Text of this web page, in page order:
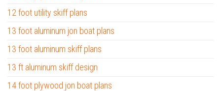
12 foot utility skiff plans
13 foot aluminum jon boat plans
13 foot aluminum skiff plans
13 ft aluminum skiff design
14 foot plywood jon boat plans